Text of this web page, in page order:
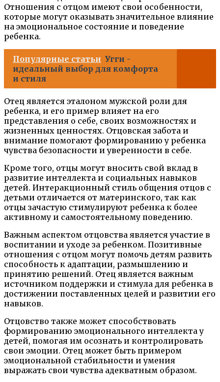
Отношения с отцом имеют свои особенности,
которые могут оказывать значительное влияние
на эмоциональное состояние и поведение
ребенка.
Популярные статьи Угги -
идеальный выбор для комфорта
и стиля
Отец является эталоном мужской роли для
ребенка, и его пример влияет на его
представления о себе, своих возможностях и
жизненных ценностях. Отцовская забота и
внимание помогают формированию у ребенка
чувства безопасности и уверенности в себе.
Кроме того, отцы могут вносить свой вклад в
развитие интеллекта и социальных навыков
детей. Интеракционный стиль общения отцов с
детьми отличается от материнского, так как
отцы зачастую стимулируют ребенка к более
активному и самостоятельному поведению.
Важным аспектом отцовства является участие в
воспитании и уходе за ребенком. Позитивные
отношения с отцом могут помочь детям развить
способность к адаптации, размышлению и
принятию решений. Отец является важным
источником поддержки и стимула для ребенка в
достижении поставленных целей и развитии его
навыков.
Отцовство также может способствовать
формированию эмоционального интеллекта у
детей, помогая им осознать и контролировать
свои эмоции. Отец может быть примером
эмоциональной стабильности и умения
выражать свои чувства адекватным образом.